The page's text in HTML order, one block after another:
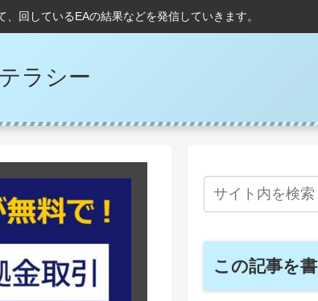
回しているEAの結果などを発信していきます。
ラシー
この記事を